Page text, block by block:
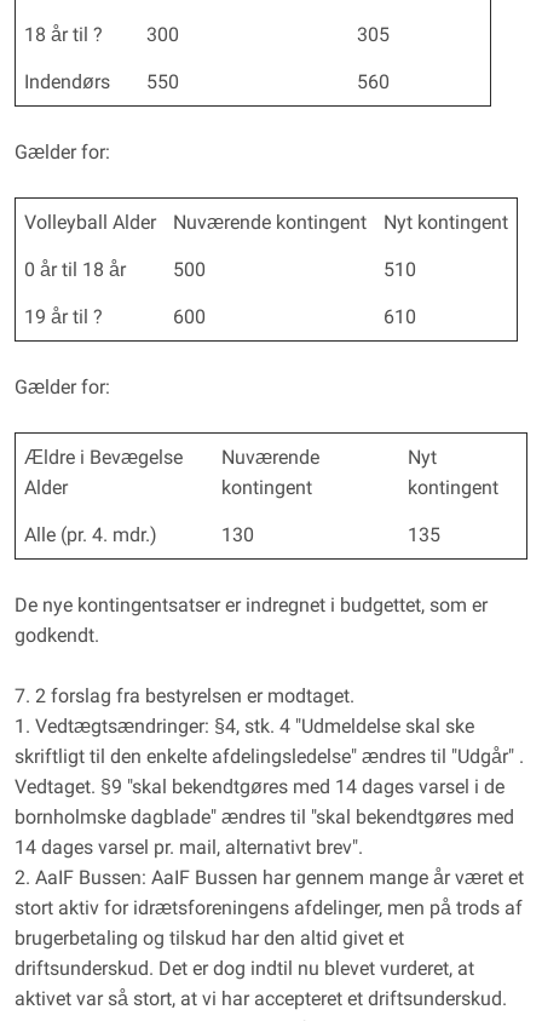
18 år til ? 300 305
Indendørs 550 560
Gælder for:
Volleyball Alder Nuværende kontingent Nyt kontingent
0 år til 18 år 500 510
19 år til ? 600 610
Gælder for:
Ældre i Bevægelse
Alder
Nuværende
kontingent
Nyt
kontingent
Alle (pr. 4. mdr.) 130 135
De nye kontingentsatser er indregnet i budgettet, som er
godkendt.
7. 2 forslag fra bestyrelsen er modtaget.
1. Vedtægtsændringer: §4, stk. 4 "Udmeldelse skal ske
skriftligt til den enkelte afdelingsledelse" ændres til "Udgår" .
Vedtaget. §9 "skal bekendtgøres med 14 dages varsel i de
bornholmske dagblade" ændres til "skal bekendtgøres med
14 dages varsel pr. mail, alternativt brev".
2. AaIF Bussen: AaIF Bussen har gennem mange år været et
stort aktiv for idrætsforeningens afdelinger, men på trods af
brugerbetaling og tilskud har den altid givet et
driftsunderskud. Det er dog indtil nu blevet vurderet, at
aktivet var så stort, at vi har accepteret et driftsunderskud.